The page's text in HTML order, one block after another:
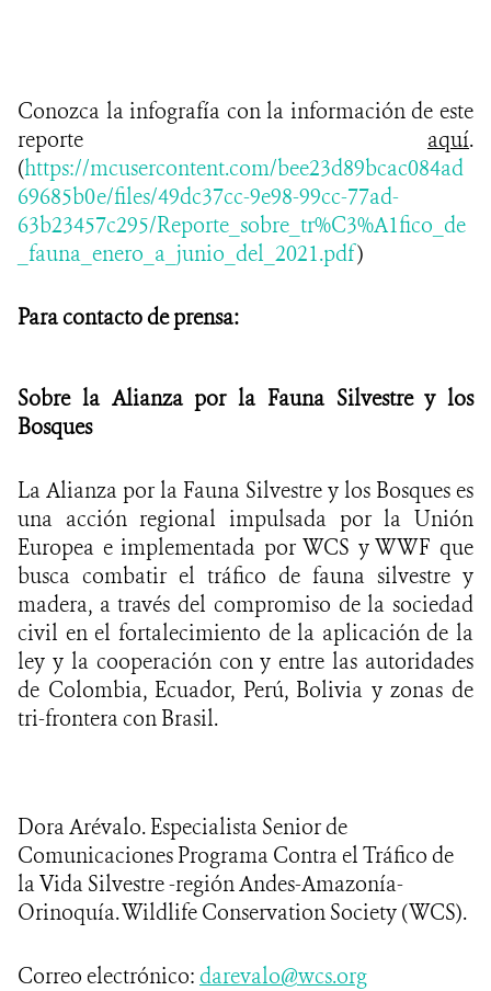
Conozca la infografía con la información de este
reporte aquí.
(https://mcusercontent.com/bee23d89bcac084ad
69685b0e/files/49dc37cc-9e98-99cc-77ad-
63b23457c295/Reporte_sobre_tr%C3%A1fico_de
_fauna_enero_a_junio_del_2021.pdf)
Para contacto de prensa:
Sobre la Alianza por la Fauna Silvestre y los
Bosques
La Alianza por la Fauna Silvestre y los Bosques es
una acción regional impulsada por la Unión
Europea e implementada por WCS y WWF que
busca combatir el tráfico de fauna silvestre y
madera, a través del compromiso de la sociedad
civil en el fortalecimiento de la aplicación de la
ley y la cooperación con y entre las autoridades
de Colombia, Ecuador, Perú, Bolivia y zonas de
tri-frontera con Brasil.
Dora Arévalo. Especialista Senior de
Comunicaciones Programa Contra el Tráfico de
la Vida Silvestre -región Andes-Amazonía-
Orinoquía. Wildlife Conservation Society (WCS).
Correo electrónico: darevalo@wcs.org